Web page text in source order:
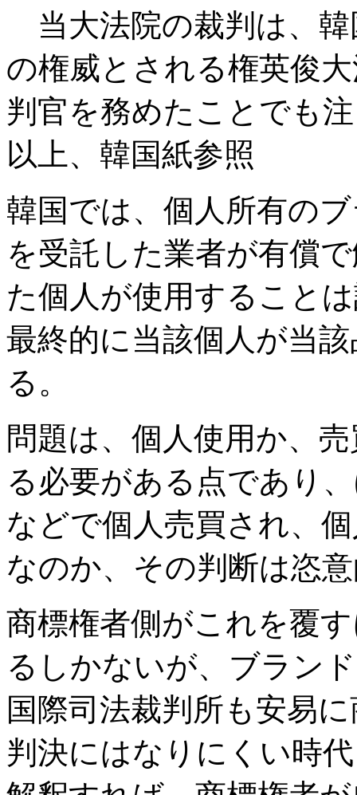
当大法院の裁判は、韓
の権威とされる権英俊
判官を務めたことでも
以上、韓国紙参照
韓国では、個人所有の
を受託した業者が有償
た個人が使用すること
最終的に当該個人が当
る。
問題は、個人使用か、
る必要がある点であり
などで個人売買され、
なのか、その判断は恣
商標権者側がこれを覆
るしかないが、ブラン
国際司法裁判所も安易
判決にはなりにくい時